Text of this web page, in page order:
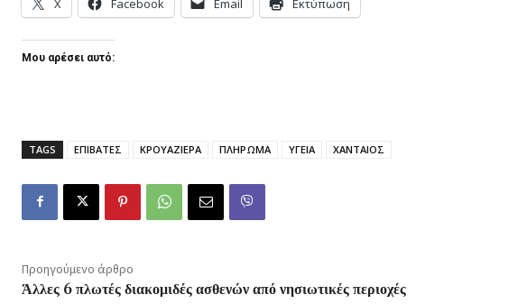
X Facebook Email Εκτύπωση
Μου αρέσει αυτό:
TAGS ΕΠΙΒΑΤΕΣ ΚΡΟΥΑΖΙΕΡΑ ΠΛΗΡΩΜΑ ΥΓΕΙΑ ΧΑΝΤΑΙΟΣ
Προηγούμενο άρθρο
Άλλες 6 πλωτές διακομιδές ασθενών από νησιωτικές περιοχές